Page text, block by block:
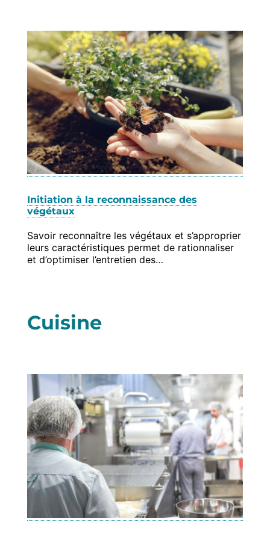
Initiation à la reconnaissance des
végétaux
Savoir reconnaître les végétaux et s’approprier
leurs caractéristiques permet de rationnaliser
et d’optimiser l’entretien des…
Cuisine